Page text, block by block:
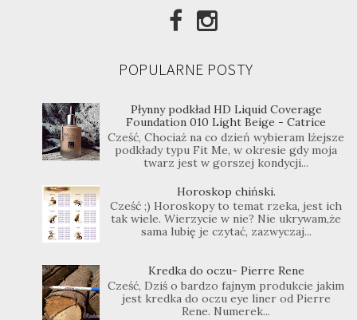
POPULARNE POSTY
Płynny podkład HD Liquid Coverage
Foundation 010 Light Beige - Catrice
Cześć, Chociaż na co dzień wybieram lżejsze
podkłady typu Fit Me, w okresie gdy moja
twarz jest w gorszej kondycji...
Horoskop chiński.
Cześć ;) Horoskopy to temat rzeka, jest ich
tak wiele. Wierzycie w nie? Nie ukrywam,że
sama lubię je czytać, zazwyczaj...
Kredka do oczu- Pierre Rene
Cześć, Dziś o bardzo fajnym produkcie jakim
jest kredka do oczu eye liner od Pierre
Rene. Numerek...